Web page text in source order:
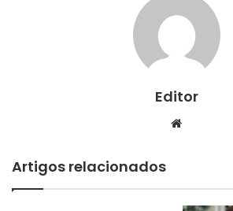
Editor
Website
Artigos relacionados